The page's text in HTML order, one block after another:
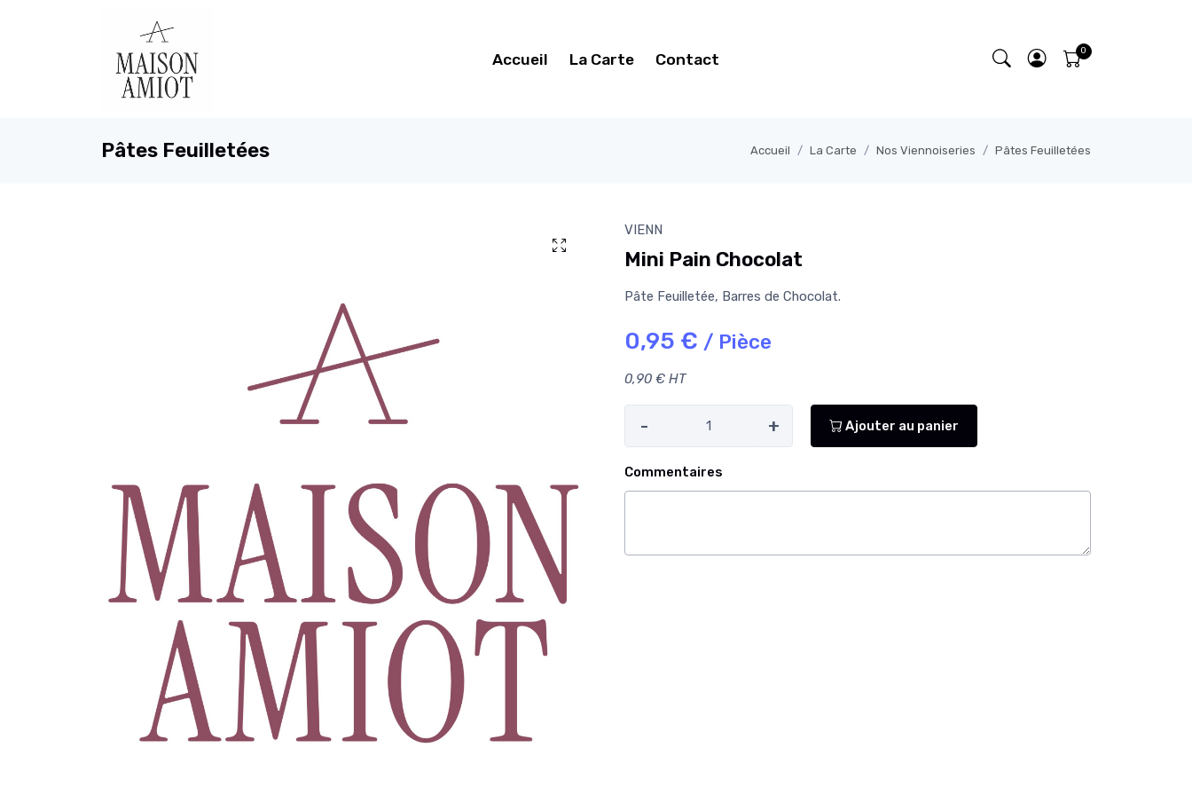
Accueil La Carte Contact
Pâtes Feuilletées Accueil La Carte Nos Viennoiseries Pâtes Feuilletées
VIENN
Mini Pain Chocolat
Pâte Feuilletée, Barres de Chocolat.
0,95 € / Pièce
0,90 € HT
- + Ajouter au panier
Commentaires